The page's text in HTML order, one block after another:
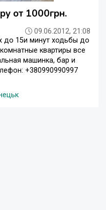
от 1000грн.
09.06.2012, 21:08
до 15и минут ходьбы до
квартиры все
машинка, бар и
+380990990997